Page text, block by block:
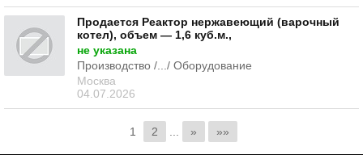
Продается Реактор нержавеющий (варочный
котел), объем — 1,6 куб.м.,
не указана
Производство /.../ Оборудование
Москва
04.07.2026
1 2 » »»